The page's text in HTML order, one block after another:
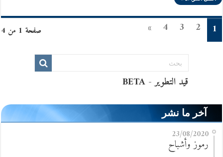
صفحة 1 من 4 1
2
3
4
»
آخر ما نشر
23/08/2020
رموز وأشباح